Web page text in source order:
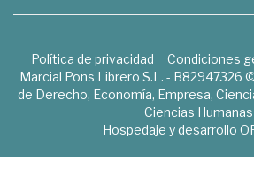
Política de privacidad Condiciones
Marcial Pons Librero S.L. - B82947326
de Derecho, Economía, Empresa,
Ciencias Humanas
Hospedaje y desarrollo